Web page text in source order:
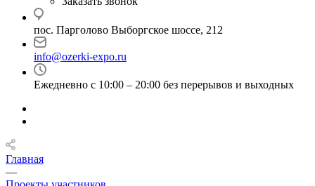
пос. Парголово Выборгское шоссе, 212
info@ozerki-expo.ru
Ежедневно с 10:00 – 20:00 без перерывов и выходных
Главная
—